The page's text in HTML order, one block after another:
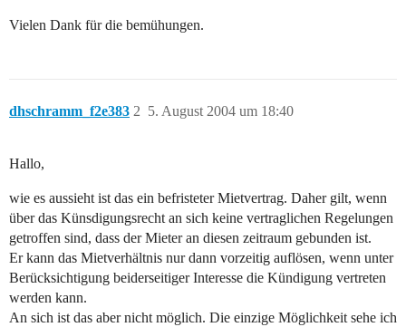
Vielen Dank für die bemühungen.
dhschramm_f2e383 5. August 2004 um 18:40
2
Hallo,
wie es aussieht ist das ein befristeter Mietvertrag. Daher gilt, wenn
über das Künsdigungsrecht an sich keine vertraglichen Regelungen
getroffen sind, dass der Mieter an diesen zeitraum gebunden ist.
Er kann das Mietverhältnis nur dann vorzeitig auflösen, wenn unter
Berücksichtigung beiderseitiger Interesse die Kündigung vertreten
werden kann.
An sich ist das aber nicht möglich. Die einzige Möglichkeit sehe ich